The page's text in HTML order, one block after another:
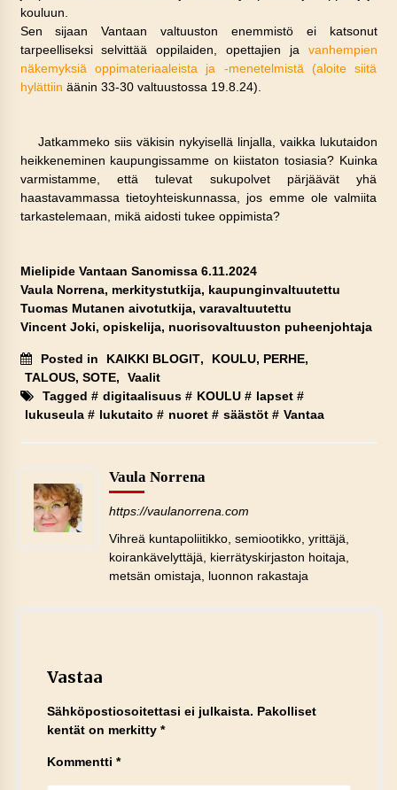
kouluun.
Sen sijaan Vantaan valtuuston enemmistö ei katsonut
tarpeelliseksi selvittää oppilaiden, opettajien ja vanhempien
näkemyksiä oppimateriaaleista ja -menetelmistä (aloite siitä
hylättiin äänin 33-30 valtuustossa 19.8.24).
Jatkammeko siis väkisin nykyisellä linjalla, vaikka lukutaidon
heikkeneminen kaupungissamme on kiistaton tosiasia? Kuinka
varmistamme, että tulevat sukupolvet pärjäävät yhä
haastavammassa tietoyhteiskunnassa, jos emme ole valmiita
tarkastelemaan, mikä aidosti tukee oppimista?
Mielipide Vantaan Sanomissa 6.11.2024
Vaula Norrena, merkitystutkija, kaupunginvaltuutettu
Tuomas Mutanen aivotutkija, varavaltuutettu
Vincent Joki, opiskelija, nuorisovaltuuston puheenjohtaja
Posted in KAIKKI BLOGIT, KOULU, PERHE,
TALOUS, SOTE,
Vaalit
Tagged # digitaalisuus# KOULU# lapset#
lukuseula# lukutaito # nuoret# säästöt# Vantaa
Vaula Norrena
https://vaulanorrena.com
Vihreä kuntapoliitikko, semiootikko, yrittäjä,
koirankävelyttäjä, kierrätyskirjaston hoitaja,
metsän omistaja, luonnon rakastaja
Vastaa
Sähköpostiosoitettasi ei julkaista. Pakolliset
kentät on merkitty *
Kommentti *